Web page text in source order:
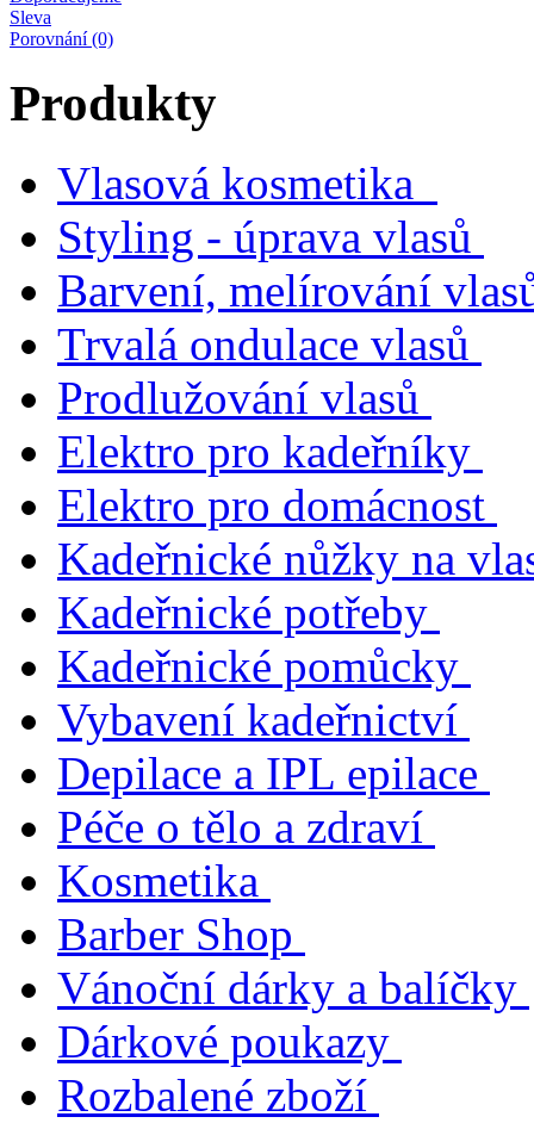
Sleva
Porovnání (0)
Produkty
Vlasová kosmetika
Styling - úprava vlasů
Barvení, melírování
Trvalá ondulace vlasů
Prodlužování vlasů
Elektro pro kadeřníky
Elektro pro domácnost
Kadeřnické nůžky na
Kadeřnické potřeby
Kadeřnické pomůcky
Vybavení kadeřnictví
Depilace a IPL epilace
Péče o tělo a zdraví
Kosmetika
Barber Shop
Vánoční dárky a balíčky
Dárkové poukazy
Rozbalené zboží